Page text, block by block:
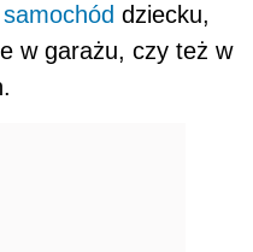
samochód dziecku,
w garażu, czy też w